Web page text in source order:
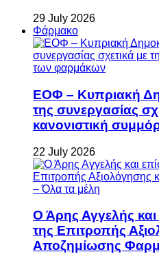
29 July 2026
Φάρμακο
ΕΟΦ – Κυπριακή
της συνεργασίας
κανονιστική
22 July 2026
Ο Άρης Αγγελής
της Επιτροπής
Αποζημίωσης